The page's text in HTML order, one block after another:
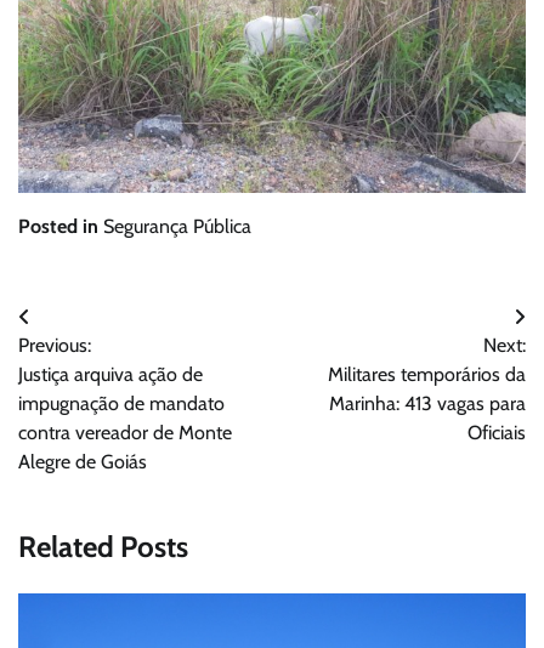
Posted in Segurança Pública
Navegação
de
Post
Previous:
Justiça arquiva ação de
impugnação de mandato
contra vereador de Monte
Alegre de Goiás
Next:
Militares temporários da
Marinha: 413 vagas para
Oficiais
Related Posts